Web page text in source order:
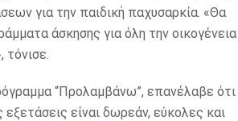
για την παιδική παχυσαρκία. «Θα
άσκησης για όλη την οικογένεια
τόνισε.
“Προλαμβάνω”, επανέλαβε ότι
είναι δωρεάν, εύκολες και